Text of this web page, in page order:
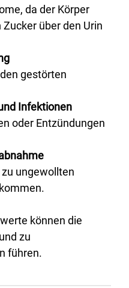
da der Körper
über den Urin
gestörten
Infektionen
oder Entzündungen
ungewollten
können die
zu
führen.